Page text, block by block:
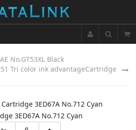
No.GT53XL Black
Tri color ink advantageCartridge
3ED67A No.712 Cyan